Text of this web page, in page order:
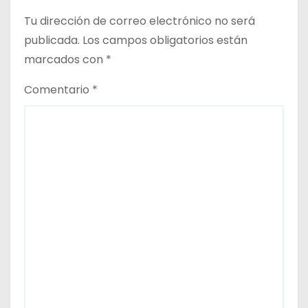
d
a
s
Tu dirección de correo electrónico no será
publicada. Los campos obligatorios están
marcados con *
Comentario *